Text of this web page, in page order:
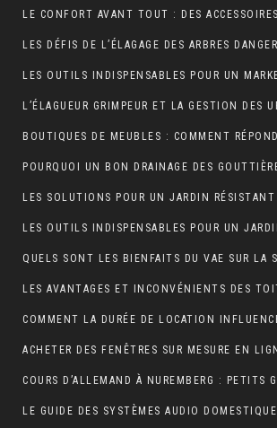
QUELS SONT LES BIENFAITS DU VAE SUR LA